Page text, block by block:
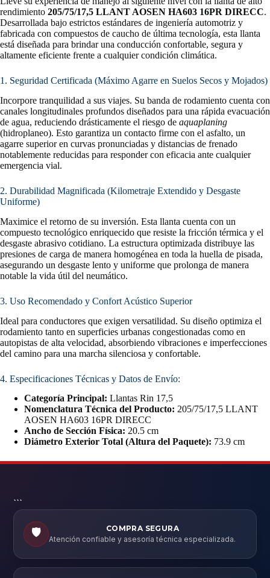
rendimiento 205/75/17,5 LLANT AOSEN HA603 16PR DIRECC.
Desarrollada bajo estrictos estándares de ingeniería automotriz y
fabricada con compuestos de caucho de última tecnología, esta llanta
está diseñada para brindar una conducción confortable, segura y
altamente eficiente frente a cualquier condición climática.
1. Seguridad Certificada (Máximo Agarre en Suelos Secos y Mojados)
Incorpore tranquilidad a sus viajes. Su banda de rodamiento cuenta con
canales longitudinales profundos diseñados para una rápida evacuación
de agua, reduciendo drásticamente el riesgo de aquaplaning
(hidroplaneo). Esto garantiza un contacto firme con el asfalto, un
agarre superior en curvas pronunciadas y distancias de frenado
notablemente reducidas para responder con eficacia ante cualquier
emergencia vial.
2. Durabilidad Magnificada (Kilometraje Extendido y Desgaste
Uniforme)
Maximice el retorno de su inversión. Esta llanta cuenta con un
compuesto tecnológico enriquecido que resiste la fricción térmica y el
desgaste abrasivo cotidiano. La estructura optimizada distribuye las
presiones de carga de manera homogénea en toda la huella de pisada,
asegurando un desgaste lento y uniforme que prolonga de manera
notable la vida útil del neumático.
3. Uso Recomendado y Confort Acústico Superior
Ideal para conductores que exigen versatilidad. Su diseño optimiza el
rodamiento tanto en superficies urbanas congestionadas como en
autopistas de alta velocidad, absorbiendo vibraciones e imperfecciones
del camino para una marcha silenciosa y confortable.
4. Especificaciones Técnicas y Datos de Envío:
Categoría Principal: Llantas Rin 17,5
Nomenclatura Técnica del Producto: 205/75/17,5 LLANT
AOSEN HA603 16PR DIRECC
Ancho de Sección Física: 20.5 cm
Diámetro Exterior Total (Altura del Paquete): 73.9 cm
```
🛡️
COMPRA SEGURA
Atención confiable y asesoría técnica especializada.